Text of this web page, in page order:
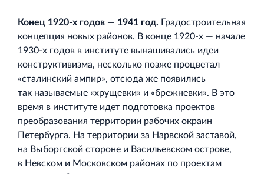
Конец 1920‐х годов — 1941 год. Градостроительная
концепция новых районов. В конце 1920‐х — начале
1930‐х годов в институте вынашивались идеи
конструктивизма, несколько позже процветал
«сталинский ампир», отсюда же появились
так называемые «хрущевки» и «брежневки». В это
время в институте идет подготовка проектов
преобразования территории рабочих окраин
Петербурга. На территории за Нарвской заставой,
на Выборгской стороне и Васильевском острове,
в Невском и Московском районах по проектам